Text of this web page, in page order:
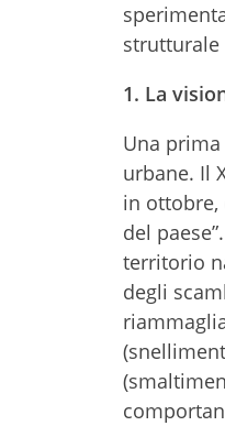
strutturale
1. La
Una
urbane. Il
in ottobre,
del
territorio
degli